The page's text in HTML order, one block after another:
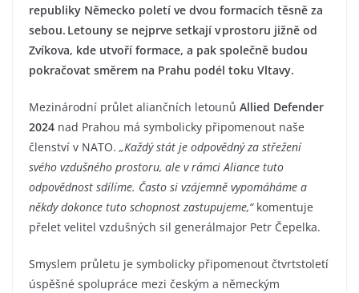
republiky Německo poletí ve dvou formacích těsně za
sebou. Letouny se nejprve setkají v prostoru jižně od
Zvíkova, kde utvoří formace, a pak společně budou
pokračovat směrem na Prahu podél toku Vltavy.
Mezinárodní průlet aliančních letounů Allied Defender
2024 nad Prahou má symbolicky připomenout naše
členství v NATO. „Každý stát je odpovědný za střežení
svého vzdušného prostoru, ale v rámci Aliance tuto
odpovědnost sdílíme. Často si vzájemně vypomáháme a
někdy dokonce tuto schopnost zastupujeme,“komentuje
přelet velitel vzdušných sil generálmajor Petr Čepelka.
Smyslem průletu je symbolicky připomenout čtvrtstoletí
úspěšné spolupráce mezi českým a německým